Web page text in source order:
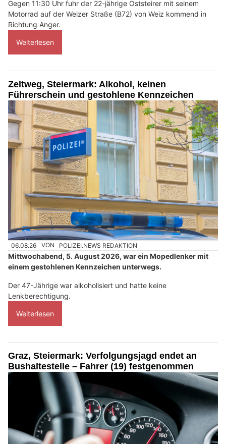
Gegen 11:30 Uhr fuhr der 22-jährige Oststeirer mit seinem
Motorrad auf der Weizer Straße (B72) von Weiz kommend in
Richtung Anger.
Weiterlesen
Zeltweg, Steiermark: Alkohol, keinen
Führerschein und gestohlene Kennzeichen
06.08.26 VON POLIZEI.NEWS REDAKTION
Mittwochabend, 5. August 2026, war ein Mopedlenker mit
einem gestohlenen Kennzeichen unterwegs.
Der 47-Jährige war alkoholisiert und hatte keine
Lenkberechtigung.
Weiterlesen
Graz, Steiermark: Verfolgungsjagd endet an
Bushaltestelle – Fahrer (19) festgenommen